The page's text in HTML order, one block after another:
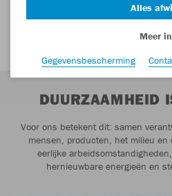
DUURZAAMHEID
Voor ons betekent dit: samen
mensen, producten, het milieu en
eerlijke
hernieuwbare energieën en
Alles
Meer
Gegevensbescherming